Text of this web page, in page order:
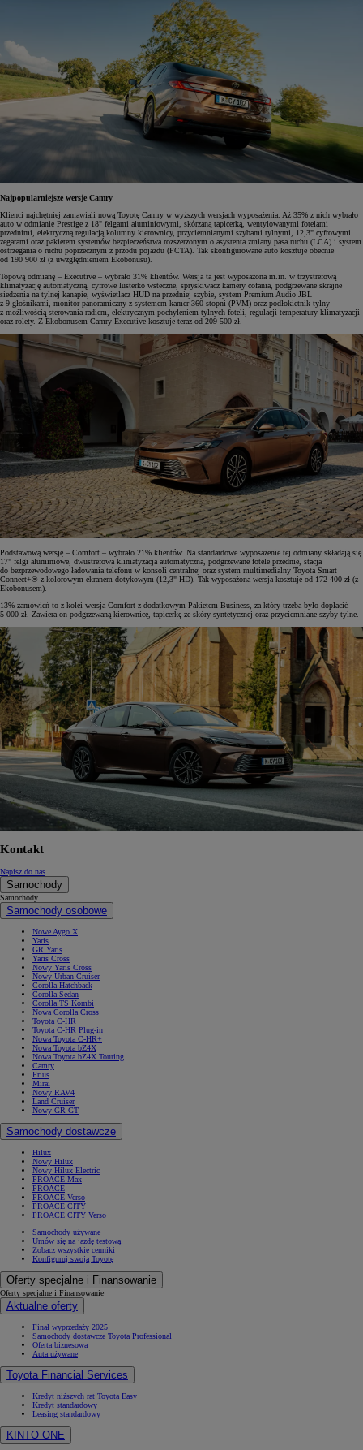
Najpopularniejsze wersje Camry
Klienci najchętniej zamawiali nową Toyotę Camry w wyższych wersjach wyposażenia. Aż 35% z nich wybrało
auto w odmianie Prestige z 18" felgami aluminiowymi, skórzaną tapicerką, wentylowanymi fotelami
przednimi, elektryczną regulacją kolumny kierownicy, przyciemnianymi szybami tylnymi, 12,3" cyfrowymi
zegarami oraz pakietem systemów bezpieczeństwa rozszerzonym o asystenta zmiany pasa ruchu (LCA) i system
ostrzegania o ruchu poprzecznym z przodu pojazdu (FCTA). Tak skonfigurowane auto kosztuje obecnie
od 190 900 zł (z uwzględnieniem Ekobonusu).
Topową odmianę – Executive – wybrało 31% klientów. Wersja ta jest wyposażona m.in. w trzystrefową
klimatyzację automatyczną, cyfrowe lusterko wsteczne, spryskiwacz kamery cofania, podgrzewane skrajne
siedzenia na tylnej kanapie, wyświetlacz HUD na przedniej szybie, system Premium Audio JBL
z 9 głośnikami, monitor panoramiczny z systemem kamer 360 stopni (PVM) oraz podłokietnik tylny
z możliwością̨ sterowania radiem, elektrycznym pochyleniem tylnych foteli, regulacji temperatury klimatyzacji
oraz rolety. Z Ekobonusem Camry Executive kosztuje teraz od 209 500 zł.
Podstawową wersję – Comfort – wybrało 21% klientów. Na standardowe wyposażenie tej odmiany składają się
17" felgi aluminiowe, dwustrefowa klimatyzacja automatyczna, podgrzewane fotele przednie, stacja
do bezprzewodowego ładowania telefonu w konsoli centralnej oraz system multimedialny Toyota Smart
Connect+® z kolorowym ekranem dotykowym (12,3" HD). Tak wyposażona wersja kosztuje od 172 400 zł (z
Ekobonusem).
13% zamówień to z kolei wersja Comfort z dodatkowym Pakietem Business, za który trzeba było dopłacić
5 000 zł. Zawiera on podgrzewaną kierownicę, tapicerkę ze skóry syntetycznej oraz przyciemniane szyby tylne.
Kontakt
Napisz do nas
Samochody
Samochody
Samochody osobowe
Nowe Aygo X
Yaris
GR Yaris
Yaris Cross
Nowy Yaris Cross
Nowy Urban Cruiser
Corolla Hatchback
Corolla Sedan
Corolla TS Kombi
Nowa Corolla Cross
Toyota C-HR
Toyota C-HR Plug-in
Nowa Toyota C-HR+
Nowa Toyota bZ4X
Nowa Toyota bZ4X Touring
Camry
Prius
Mirai
Nowy RAV4
Land Cruiser
Nowy GR GT
Samochody dostawcze
Hilux
Nowy Hilux
Nowy Hilux Electric
PROACE Max
PROACE
PROACE Verso
PROACE CITY
PROACE CITY Verso
Samochody używane
Umów się na jazdę testową
Zobacz wszystkie cenniki
Konfiguruj swoją Toyotę
Oferty specjalne i Finansowanie
Oferty specjalne i Finansowanie
Aktualne oferty
Finał wyprzedaży 2025
Samochody dostawcze Toyota Professional
Oferta biznesowa
Auta używane
Toyota Financial Services
Kredyt niższych rat Toyota Easy
Kredyt standardowy
Leasing standardowy
KINTO ONE